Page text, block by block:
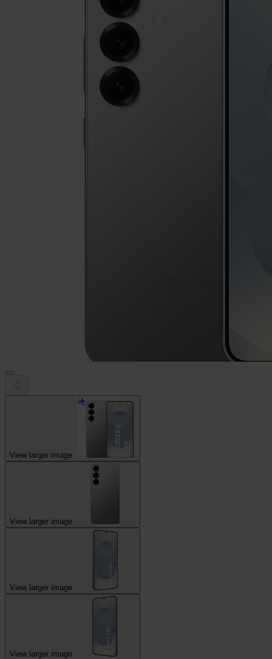
View larger image
View larger image
View larger image
View larger image